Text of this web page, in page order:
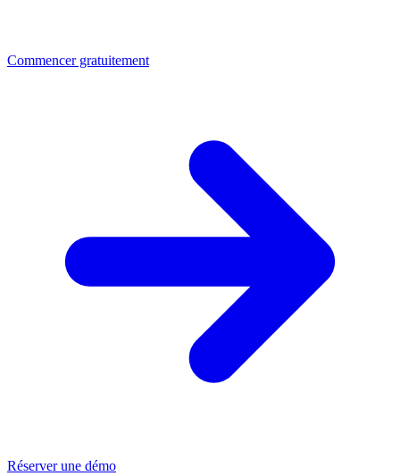
Commencer gratuitement
Réserver une démo